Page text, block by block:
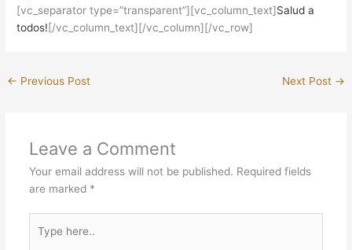
[vc_separator type=”transparent”][vc_column_text]Salud a
todos![/vc_column_text][/vc_column][/vc_row]
← Previous Post Next Post →
Leave a Comment
Your email address will not be published. Required fields
are marked *
here..